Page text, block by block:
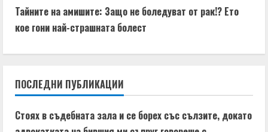
t
u
e
Тайните на амишите: Защо не боледуват от рак!? Ето
кое гони най-страшната болест
ПОСЛЕДНИ ПУБЛИКАЦИИ
Стоях в съдебната зала и се борех със сълзите, докато